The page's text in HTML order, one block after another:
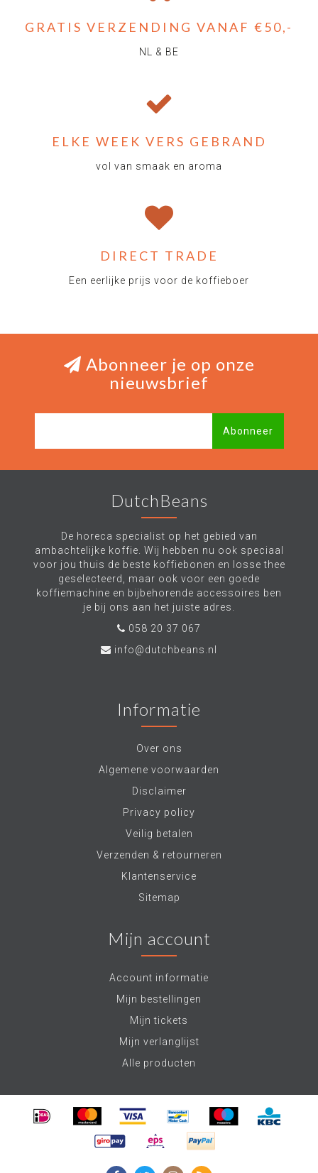
GRATIS VERZENDING VANAF €50,-
NL & BE
ELKE WEEK VERS GEBRAND
vol van smaak en aroma
DIRECT TRADE
Een eerlijke prijs voor de koffieboer
Abonneer je op onze
nieuwsbrief
Abonneer
DutchBeans
De horeca specialist op het gebied van
ambachtelijke koffie. Wij hebben nu ook speciaal
voor jou thuis de beste koffiebonen en losse thee
geselecteerd, maar ook voor een goede
koffiemachine en bijbehorende accessoires ben
je bij ons aan het juiste adres.
058 20 37 067
info@dutchbeans.nl
Informatie
Over ons
Algemene voorwaarden
Disclaimer
Privacy policy
Veilig betalen
Verzenden & retourneren
Klantenservice
Sitemap
Mijn account
Account informatie
Mijn bestellingen
Mijn tickets
Mijn verlanglijst
Alle producten